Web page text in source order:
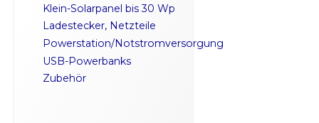
Klein-Solarpanel bis 30 Wp
Ladestecker, Netzteile
Powerstation/Notstromversorgung
USB-Powerbanks
Zubehör